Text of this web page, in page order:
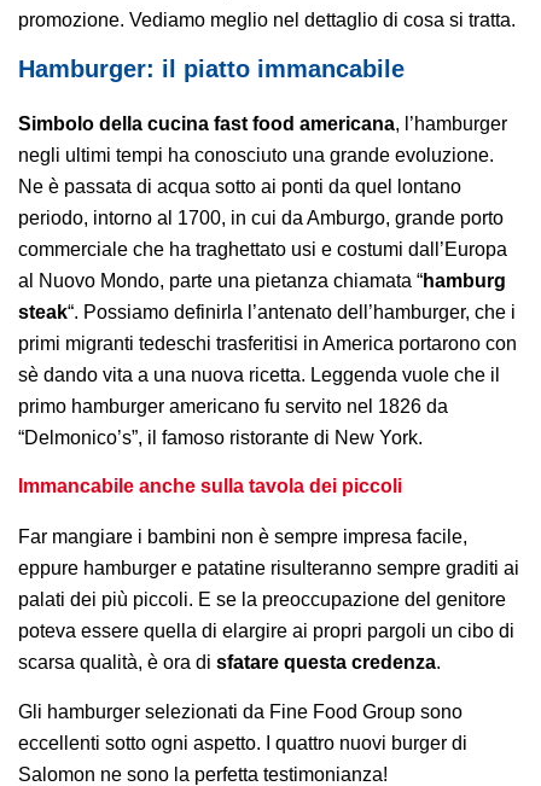
promozione. Vediamo meglio nel dettaglio di cosa si tratta.
Hamburger: il piatto immancabile
Simbolo della cucina fast food americana, l’hamburger
negli ultimi tempi ha conosciuto una grande evoluzione.
Ne è passata di acqua sotto ai ponti da quel lontano
periodo, intorno al 1700, in cui da Amburgo, grande porto
commerciale che ha traghettato usi e costumi dall’Europa
al Nuovo Mondo, parte una pietanza chiamata “hamburg
steak“. Possiamo definirla l’antenato dell’hamburger, che i
primi migranti tedeschi trasferitisi in America portarono con
sè dando vita a una nuova ricetta. Leggenda vuole che il
primo hamburger americano fu servito nel 1826 da
“Delmonico’s”, il famoso ristorante di New York.
Immancabile anche sulla tavola dei piccoli
Far mangiare i bambini non è sempre impresa facile,
eppure hamburger e patatine risulteranno sempre graditi ai
palati dei più piccoli. E se la preoccupazione del genitore
poteva essere quella di elargire ai propri pargoli un cibo di
scarsa qualità, è ora di sfatare questa credenza.
Gli hamburger selezionati da Fine Food Group sono
eccellenti sotto ogni aspetto. I quattro nuovi burger di
Salomon ne sono la perfetta testimonianza!